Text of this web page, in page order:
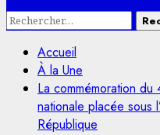
Rechercher :
Accueil
À la Une
La commémoration
nationale placée sous
République